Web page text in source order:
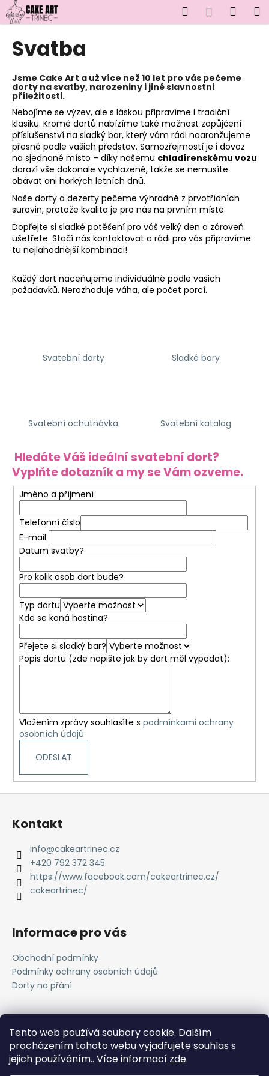
Tento web používá soubory cookie. Dalším
procházením tohoto webu vyjadřujete souhlas s
jejich používáním.. Více informací zde.
Přejít
na
obsah
Hledat
Svatba
Jsme Cake Art a už více než 10 let pro vás pečeme
dorty na svatby, narozeniny i jiné slavnostní
příležitosti.
Nebojíme se výzev, ale s láskou připravíme i tradiční
klasiku. Kromě dortů nabízíme také možnost zapůjčení
příslušenství na sladký bar, který vám rádi naaranžujeme
přesně podle vašich představ. Samozřejmostí je i dovoz
na sjednané místo – díky našemu chladírenskému vozu
dorazí vše dokonale vychlazené, takže se nemusíte
obávat ani horkých letních dnů.
Naše dorty a dezerty pečeme výhradně z prvotřídních
surovin, protože kvalita je pro nás na prvním místě.
Dopřejte si sladké potěšení pro váš velký den a zároveň
ušetřete. Stačí nás kontaktovat a rádi pro vás připravíme
tu nejlahodnější kombinaci!
Každý dort naceňujeme individuálně podle vašich
požadavků. Nerozhoduje váha, ale počet porcí.
Svatební dorty Sladké bary
Svatební ochutnávka Svatební katalog
Hledáte Váš ideální svatební dort?
Vyplňte dotazník a my se Vám ozveme.
Jméno a příjmení
Telefonní číslo
E-mail
Datum svatby?
Pro kolik osob dort bude?
Typ dortu
Kde se koná hostina?
Přejete si sladký bar?
Popis dortu (zde napište jak by dort měl vypadat):
Vložením zprávy souhlasíte s podmínkami ochrany
osobních údajů
K
o
o
p
o
t
ř
e
b
u
j
e
t
e
a
j
D
o
p
o
u
MAKRONKY
36
Kč
Z
Kontakt
info@cakeartrinec.cz
+420 792 372 345
https://www.facebook.com/cakeartrinec.cz/
cakeartrinec/
Informace pro vás
Obchodní podmínky
Podmínky ochrany osobních údajů
Dorty na přání
Přijímáme online platby